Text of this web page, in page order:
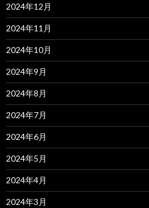
2024年12月
2024年11月
2024年10月
2024年9月
2024年8月
2024年7月
2024年6月
2024年5月
2024年4月
2024年3月